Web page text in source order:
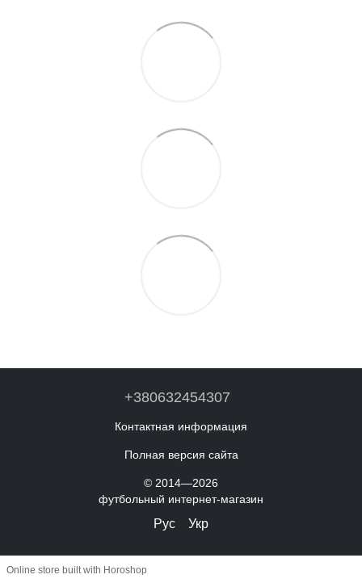
+380632454307
Контактная информация
Полная версия сайта
© 2014—2026
футбольный интернет-магазин
Рус Укр
Online store built with Horoshop